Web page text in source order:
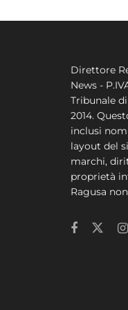
Direttore
News -
Tribunale di
2014.
inclusi
layout del
marchi,
proprietà
Ragusa